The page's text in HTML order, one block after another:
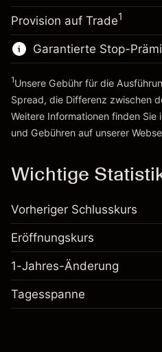
Zur Plattform
Positionsgröße mit
~$5,000.00
Geld aus Hebelwirkung
Zur Plattform
Provision auf Trade1
Garantierte Stop-
1Unsere Gebühr für die
Spread, die Differenz zwischen
Weitere Informationen finden
und Gebühren auf unserer
Wichtige
Vorheriger Schlusskurs
Eröffnungskurs
1-Jahres-Änderung
Tagesspanne